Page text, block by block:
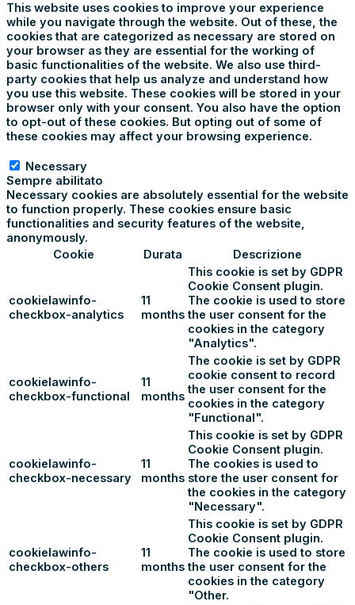
This website uses cookies to improve your experience
while you navigate through the website. Out of these, the
cookies that are categorized as necessary are stored on
your browser as they are essential for the working of
basic functionalities of the website. We also use third-
party cookies that help us analyze and understand how
you use this website. These cookies will be stored in your
browser only with your consent. You also have the option
to opt-out of these cookies. But opting out of some of
these cookies may affect your browsing experience.
Necessary
Sempre abilitato
Necessary cookies are absolutely essential for the website
to function properly. These cookies ensure basic
functionalities and security features of the website,
anonymously.
Cookie
Durata Descrizione
cookielawinfo-
checkbox-analytics
11
months
This cookie is set by GDPR
Cookie Consent plugin.
The cookie is used to store
the user consent for the
cookies in the category
"Analytics".
cookielawinfo-
checkbox-functional
11
months
The cookie is set by GDPR
cookie consent to record
the user consent for the
cookies in the category
"Functional".
cookielawinfo-
checkbox-necessary
11
months
This cookie is set by GDPR
Cookie Consent plugin.
The cookies is used to
store the user consent for
the cookies in the category
"Necessary".
cookielawinfo-
checkbox-others
11
months
This cookie is set by GDPR
Cookie Consent plugin.
The cookie is used to store
the user consent for the
cookies in the category
"Other.